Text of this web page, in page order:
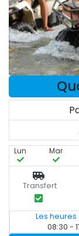
Lun Mar
Transfert
Les heures
08:30 -